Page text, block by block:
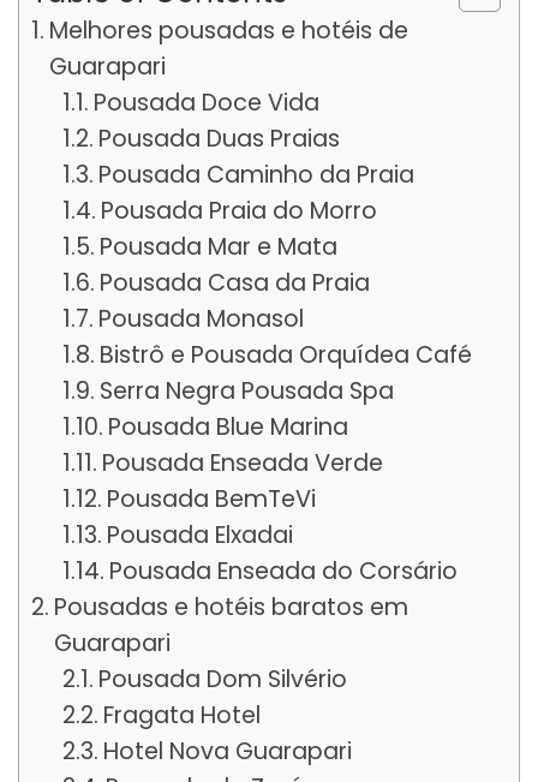
Melhores pousadas e hotéis de
Guarapari
Pousada Doce Vida
Pousada Duas Praias
Pousada Caminho da Praia
Pousada Praia do Morro
Pousada Mar e Mata
Pousada Casa da Praia
Pousada Monasol
Bistrô e Pousada Orquídea Café
Serra Negra Pousada Spa
Pousada Blue Marina
Pousada Enseada Verde
Pousada BemTeVi
Pousada Elxadai
Pousada Enseada do Corsário
Pousadas e hotéis baratos em
Guarapari
Pousada Dom Silvério
Fragata Hotel
Hotel Nova Guarapari